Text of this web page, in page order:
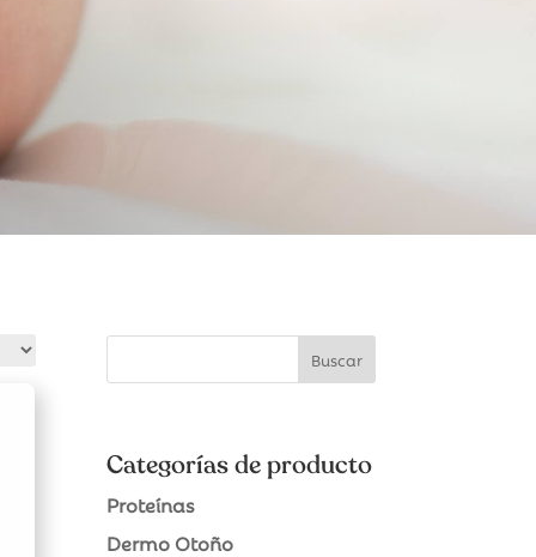
Categorías de producto
Proteínas
Dermo Otoño